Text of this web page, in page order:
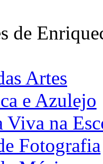
de
Artes
e Azulejo
Viva na
Fotografia